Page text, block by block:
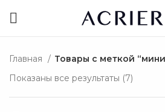
Главная
Товары с меткой
Показаны все результаты (7)